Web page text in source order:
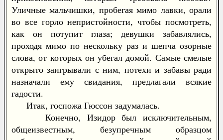
Уличные мальчишки, пробегая мимо лавки, орали
во все горло непристойности, чтобы посмотреть,
как он потупит глаза; девушки забавлялись,
проходя мимо по нескольку раз и шепча озорные
слова, от которых он убегал домой. Самые смелые
открыто заигрывали с ним, потехи и забавы ради
назначали ему свидания, предлагали всякие
гадости.
Итак, госпожа Гюссон задумалась.
Конечно, Изидор был исключительным,
общеизвестным, безупречным образцом